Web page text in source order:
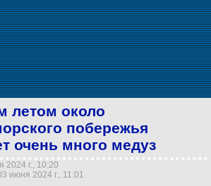
летом около
побережья
очень много медуз
2024 г., 10:20
июня 2024 г., 11:01